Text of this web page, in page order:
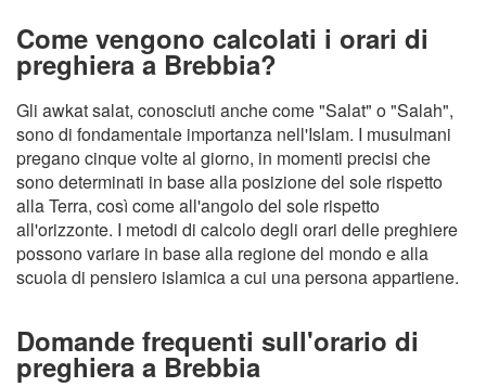
Come vengono calcolati i orari di
preghiera a Brebbia?
Gli awkat salat, conosciuti anche come "Salat" o "Salah",
sono di fondamentale importanza nell'Islam. I musulmani
pregano cinque volte al giorno, in momenti precisi che
sono determinati in base alla posizione del sole rispetto
alla Terra, così come all'angolo del sole rispetto
all'orizzonte. I metodi di calcolo degli orari delle preghiere
possono variare in base alla regione del mondo e alla
scuola di pensiero islamica a cui una persona appartiene.
Domande frequenti sull'orario di
preghiera a Brebbia